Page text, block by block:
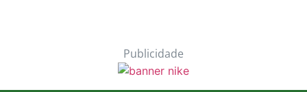
Publicidade